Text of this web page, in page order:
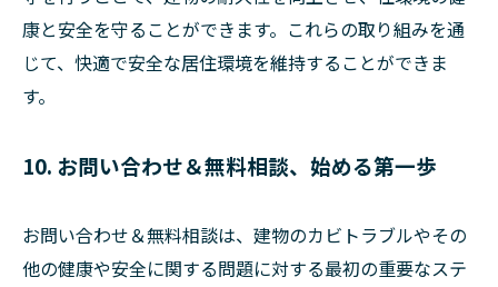
康と安全を守ることができます。これらの取り組みを通
じて、快適で安全な居住環境を維持することができま
す。
10. お問い合わせ＆無料相談、始める第一歩
お問い合わせ＆無料相談は、建物のカビトラブルやその
他の健康や安全に関する問題に対する最初の重要なステ